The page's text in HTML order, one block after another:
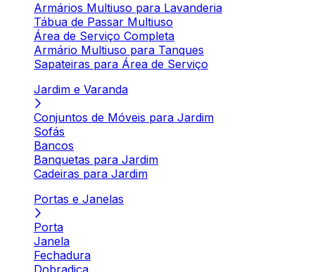
Armários Multiuso para Lavanderia
Tábua de Passar Multiuso
Área de Serviço Completa
Armário Multiuso para Tanques
Sapateiras para Área de Serviço
Jardim e Varanda
Conjuntos de Móveis para Jardim
Sofás
Bancos
Banquetas para Jardim
Cadeiras para Jardim
Portas e Janelas
Porta
Janela
Fechadura
Dobradiça